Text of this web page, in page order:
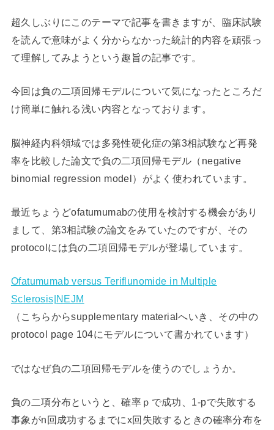
超久しぶりにこのテーマで記事を書きますが、臨床試験
を読んで意味がよく分からなかった統計的内容を頑張っ
て理解してみようという趣旨の記事です。
今回は負の二項回帰モデルについて気になったところだ
け簡単に触れる浅い内容となっております。
脳神経内科領域では多発性硬化症の第3相試験など再発
率を比較した論文で負の二項回帰モデル（negative
binomial regression model）がよく使われています。
最近ちょうどofatumumabの使用を検討する機会があり
まして、第3相試験の論文をみていたのですが、その
protocolには負の二項回帰モデルが登場しています。
Ofatumumab versus Teriflunomide in Multiple
Sclerosis|NEJM
（こちらからsupplementary materialへいき、その中の
protocol page 104にモデルについて書かれています）
ではなぜ負の二項回帰モデルを使うのでしょうか。
負の二項分布というと、確率ｐで成功、1-pで失敗する
事象がn回成功するまでにx回失敗するときの確率分布を